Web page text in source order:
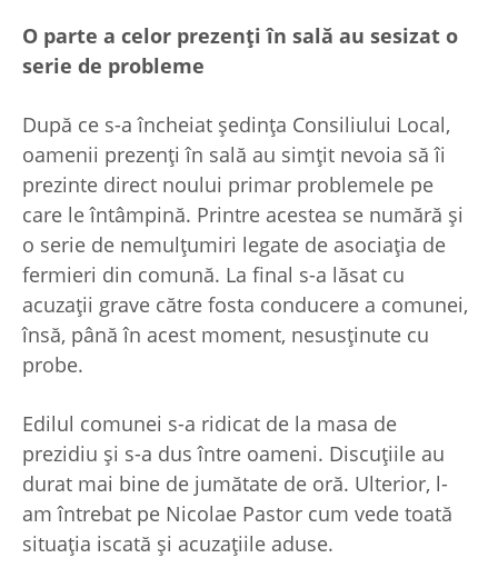
O parte a celor prezenți în sală au sesizat o
serie de probleme
După ce s-a încheiat ședința Consiliului Local,
oamenii prezenți în sală au simțit nevoia să îi
prezinte direct noului primar problemele pe
care le întâmpină. Printre acestea se numără și
o serie de nemulțumiri legate de asociația de
fermieri din comună. La final s-a lăsat cu
acuzații grave către fosta conducere a comunei,
însă, până în acest moment, nesusținute cu
probe.
Edilul comunei s-a ridicat de la masa de
prezidiu și s-a dus între oameni. Discuțiile au
durat mai bine de jumătate de oră. Ulterior, l-
am întrebat pe Nicolae Pastor cum vede toată
situația iscată și acuzațiile aduse.